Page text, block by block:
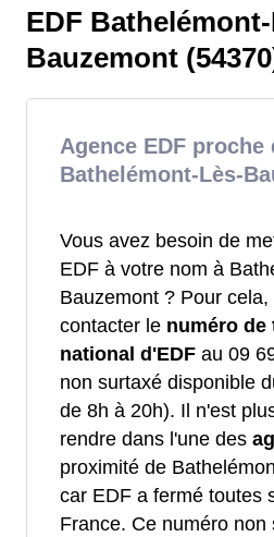
EDF
Bauzemont
Agence EDF proche
Bathelémont-Lès-
Vous avez besoin de
EDF à votre nom à
Bauzemont ? Pour
contacter le numéro de
national d'EDF au 09
non surtaxé disponible
de 8h à 20h). Il n'est
rendre dans l'une des
proximité de
car EDF a fermé toutes
France. Ce numéro non